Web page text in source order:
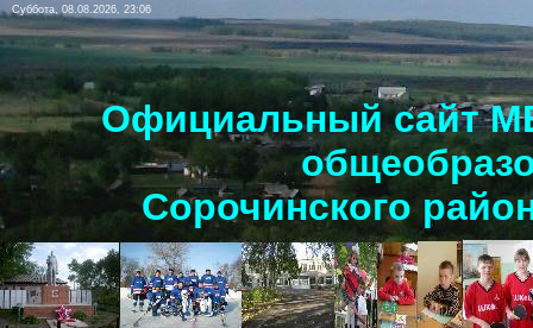
Суббота, 08.08.2026, 23:06
Официальный сайт
Сорочинского